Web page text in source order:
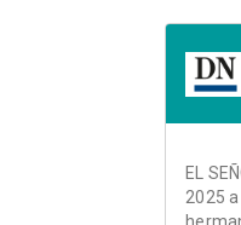
EL
2025 a